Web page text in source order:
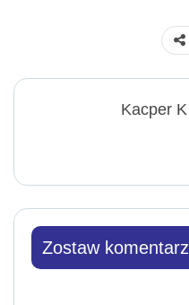
Kacper K
Zostaw komentarz